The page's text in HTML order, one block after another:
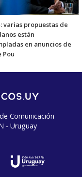
varias propuestas de
están
en anuncios de
Pou
Comunicación
- Uruguay